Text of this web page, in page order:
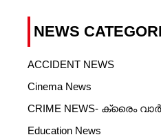
NEWS
ACCIDENT NEWS
Cinema News
CRIME NEWS- ക്രൈം
Education News